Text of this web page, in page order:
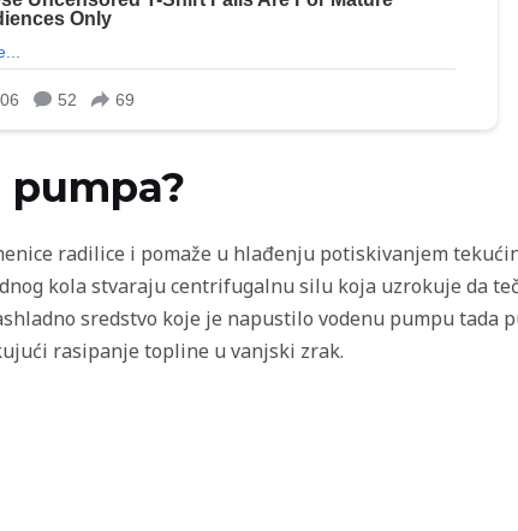
pumpa?
radilice i pomaže u hlađenju potiskivanjem
kola stvaraju centrifugalnu silu koja uzrokuje da
sredstvo koje je napustilo vodenu pumpu tada
rasipanje topline u vanjski zrak.